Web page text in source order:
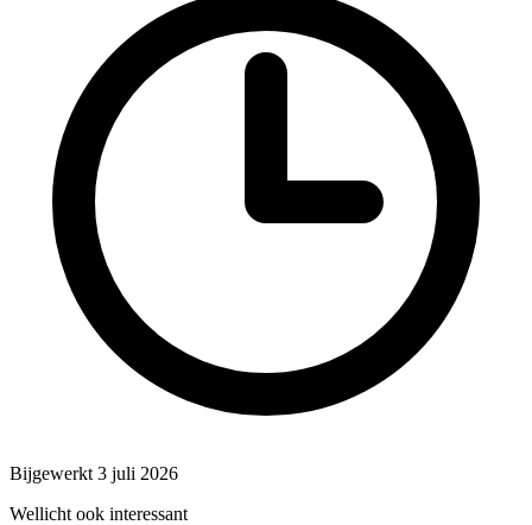
Bijgewerkt 3 juli 2026
Wellicht ook interessant